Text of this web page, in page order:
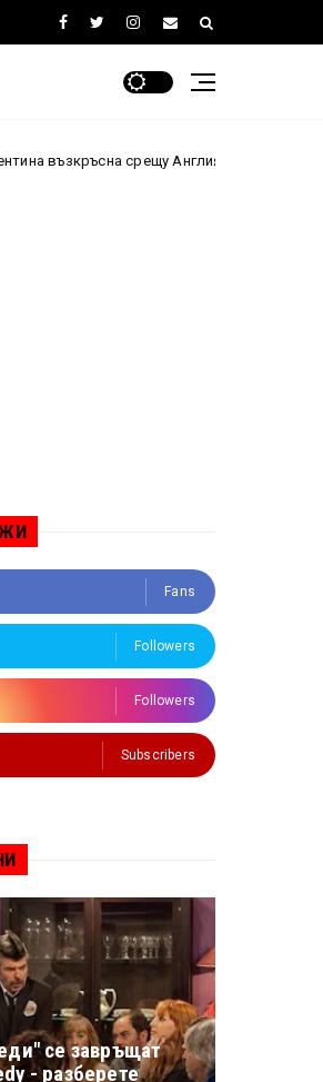
Англия и е на финал на Мондиал 2026
Fans
Followers
Followers
Subscribers
се завръщат
- разберете